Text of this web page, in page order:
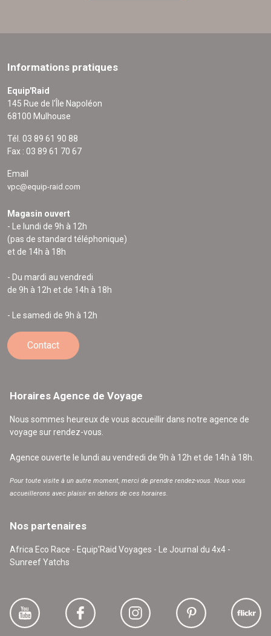
Informations pratiques
Equip'Raid
145 Rue de l'Île Napoléon
68100 Mulhouse
Tél. 03 89 61 90 88
Fax : 03 89 61 70 67
Email
vpc@equip-raid.com
Magasin ouvert
- Le lundi de 9h à 12h
(pas de standard téléphonique)
et de 14h à 18h
- Du mardi au vendredi
de 9h à 12h et de 14h à 18h
- Le samedi de 9h à 12h
Contact
Horaires Agence de Voyage
Nous sommes heureux de vous accueillir dans notre agence de
voyage sur rendez-vous.
Agence ouverte le lundi au vendredi de 9h à 12h et de 14h à 18h.
Pour toute visite à un autre moment, merci de prendre rendez-vous. Nous vous
accueillerons avec plaisir en dehors de ces horaires.
Nos partenaires
Africa Eco Race - Equip'Raid Voyages - Le Journal du 4x4 -
Sunreef Yatchs